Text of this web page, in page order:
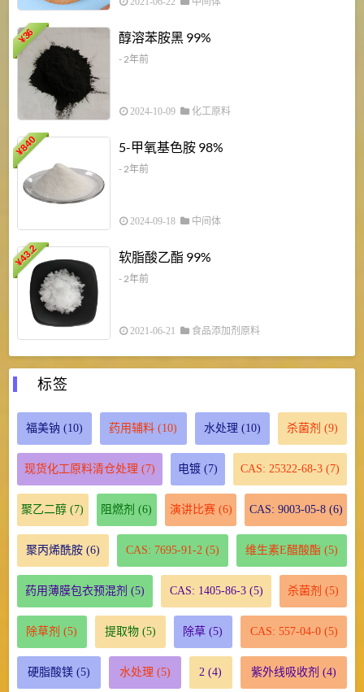
¥
36 醇溶苯胺黑 99%
- 2年前
2024-10-09 化工原料
¥
840 5-甲氧基色胺 98%
- 2年前
2024-09-18 中间体
¥
43.2 软脂酸乙酯 99%
- 2年前
2021-06-21 食品添加剂原料
标签
福美钠 (10) 药用辅料 (10) 水处理 (10) 杀菌剂 (9)
现货化工原料清仓处理 (7) 电镀 (7) CAS: 25322-68-3 (7)
聚乙二醇 (7) 阻燃剂 (6) 演讲比赛(6) CAS: 9003-05-8(6)
聚丙烯酰胺(6) CAS: 7695-91-2 (5) 维生素E醋酸酯 (5)
药用薄膜包衣预混剂 (5) CAS: 1405-86-3(5) 杀菌剂 (5)
除草剂 (5) 提取物(5) 除草 (5) CAS: 557-04-0(5)
硬脂酸镁(5) 水处理 (5) 2 (4) 紫外线吸收剂 (4)